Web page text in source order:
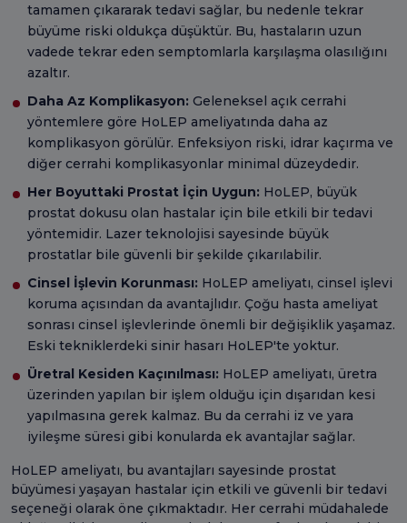
tamamen çıkararak tedavi sağlar, bu nedenle tekrar
büyüme riski oldukça düşüktür. Bu, hastaların uzun
vadede tekrar eden semptomlarla karşılaşma olasılığını
azaltır.
Daha Az Komplikasyon: Geleneksel açık cerrahi
yöntemlere göre HoLEP ameliyatında daha az
komplikasyon görülür. Enfeksiyon riski, idrar kaçırma ve
diğer cerrahi komplikasyonlar minimal düzeydedir.
Her Boyuttaki Prostat İçin Uygun: HoLEP, büyük
prostat dokusu olan hastalar için bile etkili bir tedavi
yöntemidir. Lazer teknolojisi sayesinde büyük
prostatlar bile güvenli bir şekilde çıkarılabilir.
Cinsel İşlevin Korunması: HoLEP ameliyatı, cinsel işlevi
koruma açısından da avantajlıdır. Çoğu hasta ameliyat
sonrası cinsel işlevlerinde önemli bir değişiklik yaşamaz.
Eski tekniklerdeki sinir hasarı HoLEP'te yoktur.
Üretral Kesiden Kaçınılması: HoLEP ameliyatı, üretra
üzerinden yapılan bir işlem olduğu için dışarıdan kesi
yapılmasına gerek kalmaz. Bu da cerrahi iz ve yara
iyileşme süresi gibi konularda ek avantajlar sağlar.
HoLEP ameliyatı, bu avantajları sayesinde prostat
büyümesi yaşayan hastalar için etkili ve güvenli bir tedavi
seçeneği olarak öne çıkmaktadır. Her cerrahi müdahalede